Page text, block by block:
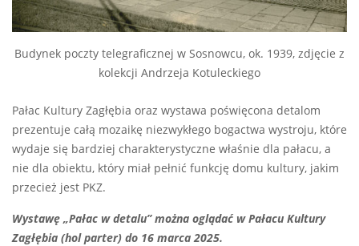
Budynek poczty telegraficznej w Sosnowcu, ok. 1939, zdjęcie z
kolekcji Andrzeja Kotuleckiego
Pałac Kultury Zagłębia oraz wystawa poświęcona detalom
prezentuje całą mozaikę niezwykłego bogactwa wystroju, które
wydaje się bardziej charakterystyczne właśnie dla pałacu, a
nie dla obiektu, który miał pełnić funkcję domu kultury, jakim
przecież jest PKZ.
Wystawę „Pałac w detalu” można oglądać w Pałacu Kultury
Zagłębia (hol parter) do 16 marca 2025.